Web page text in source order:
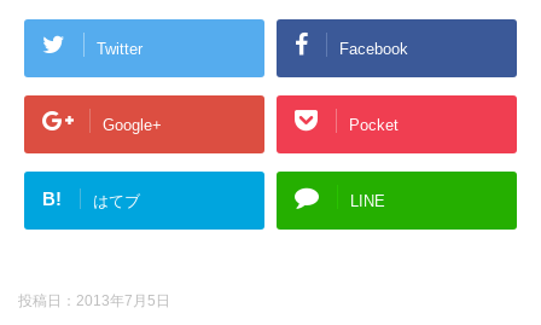
Twitter Facebook
Google+ Pocket
B! はてブ LINE
投稿日： 2013年7月5日